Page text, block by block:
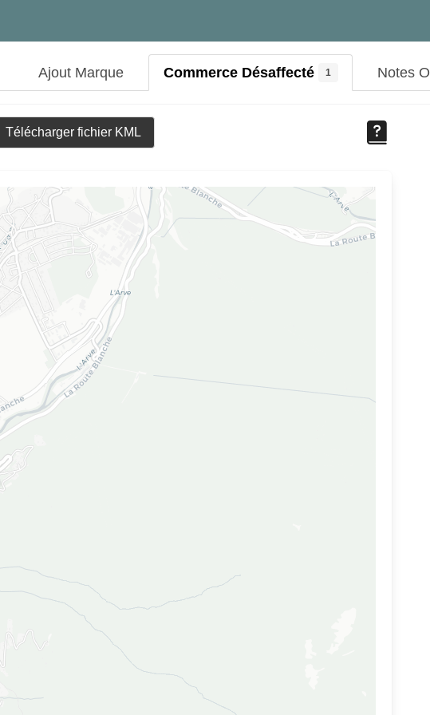
Ajout Marque Commerce Désaffecté 1 Notes
Télécharger fichier KML